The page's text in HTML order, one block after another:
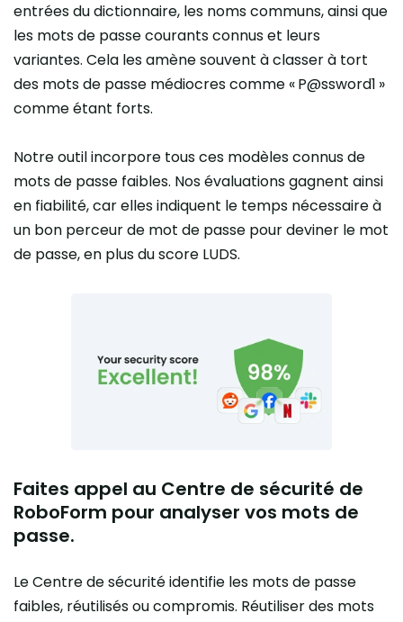
entrées du dictionnaire, les noms communs, ainsi que
les mots de passe courants connus et leurs
variantes. Cela les amène souvent à classer à tort
des mots de passe médiocres comme « P@ssword1 »
comme étant forts.
Notre outil incorpore tous ces modèles connus de
mots de passe faibles. Nos évaluations gagnent ainsi
en fiabilité, car elles indiquent le temps nécessaire à
un bon perceur de mot de passe pour deviner le mot
de passe, en plus du score LUDS.
Faites appel au Centre de sécurité de
RoboForm pour analyser vos mots de
passe.
Le Centre de sécurité identifie les mots de passe
faibles, réutilisés ou compromis. Réutiliser des mots